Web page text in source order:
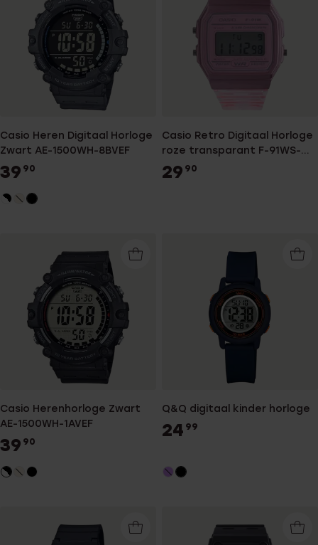
Casio Heren Digitaal Horloge
Zwart AE-1500WH-8BVEF
39 90
Casio Retro Digitaal Horloge
roze transparant F-91WS-
4EF
29 90
Casio Herenhorloge Zwart
AE-1500WH-1AVEF
39 90
Q&Q digitaal kinder horloge
24 99